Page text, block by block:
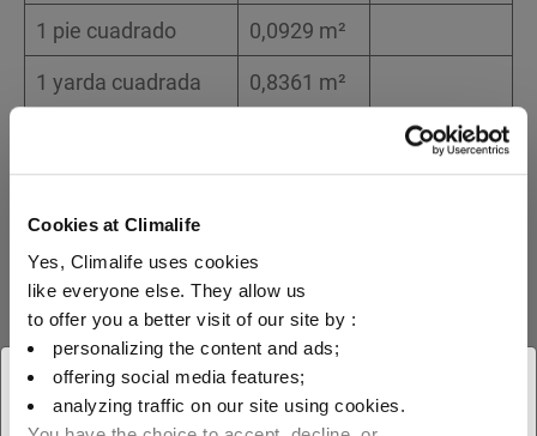
Cookies at Climalife
Yes, Climalife uses cookies
like everyone else. They allow us
to offer you a better visit of our site by :
personalizing the content and ads;
offering social media features;
analyzing traffic on our site using cookies.
× Cerrar
1 pie cuadrado
0,0929 m²
1 yarda cuadrada
0,8361 m²
10,76391 ft2
calor
1 cal
4,18 Julios
1 B.T.U 0,252 kcal
1 kcal / kg.°